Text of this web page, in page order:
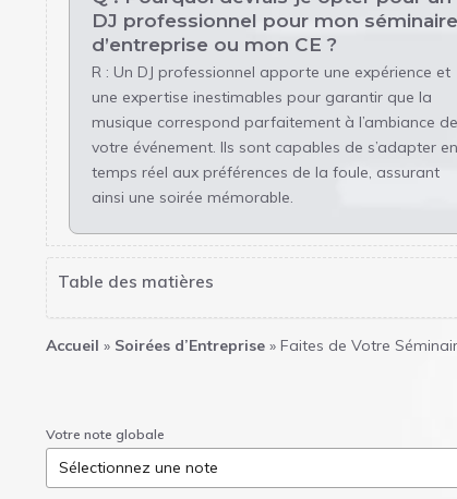
DJ professionnel pour mon séminaire
d’entreprise ou mon CE ?
R : Un DJ professionnel apporte une expérience et
une expertise inestimables pour garantir que la
musique correspond parfaitement à l’ambiance de
votre événement. Ils sont capables de s’adapter en
temps réel aux préférences de la foule, assurant
ainsi une soirée mémorable.
Table des matières
Accueil » Soirées d’Entreprise » Faites de Votre
Votre note globale